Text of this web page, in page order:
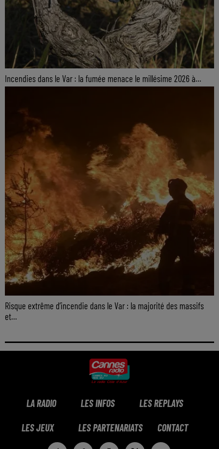
Incendies dans le Var : la fumée menace le millésime 2026 à...
Risque extrême d’incendie dans le Var : la majorité des massifs
et...
LA RADIO LES INFOS LES REPLAYS
LES JEUX LES PARTENARIATS CONTACT